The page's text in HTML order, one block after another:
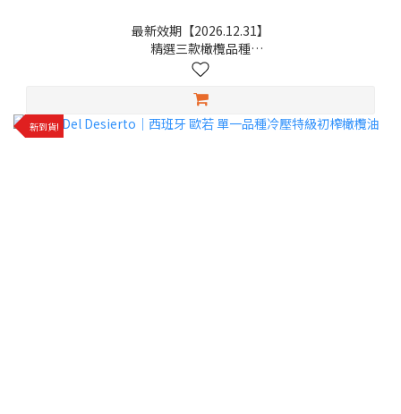
最新效期【2026.12.31】
精選三款橄欖品種
清爽豐富的橄欖香氣口味，台灣熱賣，303強烈推薦~
✨還有單一品種特級初榨橄欖油可以選擇喔！
新到貨!